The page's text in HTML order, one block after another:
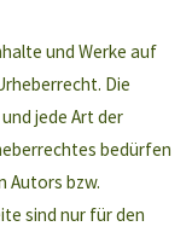
und Werke auf
Die
jede Art der
bedürfen
Autors bzw.
sind nur für den